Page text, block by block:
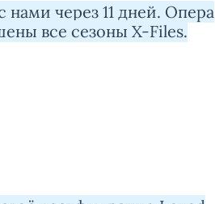
нами через 11 дней. Опера
все сезоны X-Files.